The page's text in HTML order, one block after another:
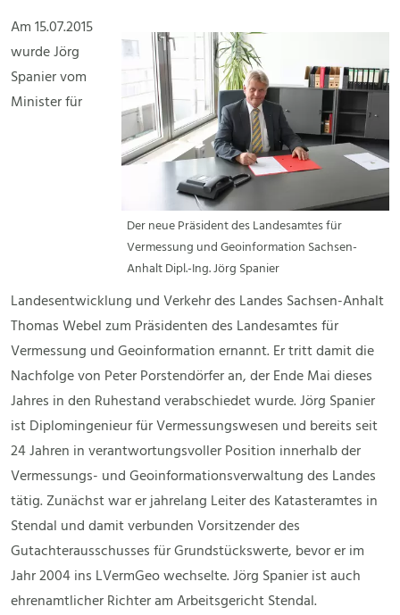
Der neue Präsident des Landesamtes für
Vermessung und Geoinformation Sachsen-
Anhalt Dipl.-Ing. Jörg Spanier
Am 15.07.2015
wurde Jörg
Spanier vom
Minister für
Landesentwicklung und Verkehr des Landes Sachsen-Anhalt
Thomas Webel zum Präsidenten des Landesamtes für
Vermessung und Geoinformation ernannt. Er tritt damit die
Nachfolge von Peter Porstendörfer an, der Ende Mai dieses
Jahres in den Ruhestand verabschiedet wurde. Jörg Spanier
ist Diplomingenieur für Vermessungswesen und bereits seit
24 Jahren in verantwortungsvoller Position innerhalb der
Vermessungs- und Geoinformationsverwaltung des Landes
tätig. Zunächst war er jahrelang Leiter des Katasteramtes in
Stendal und damit verbunden Vorsitzender des
Gutachterausschusses für Grundstückswerte, bevor er im
Jahr 2004 ins LVermGeo wechselte. Jörg Spanier ist auch
ehrenamtlicher Richter am Arbeitsgericht Stendal.